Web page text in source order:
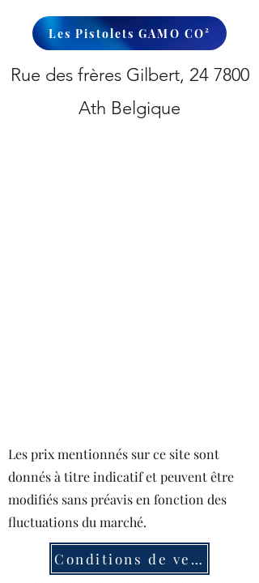
Les Pistolets GAMO CO²
Rue des frères Gilbert, 247800
Ath Belgique
Les prix mentionnés sur ce site sont
donnés à titre indicatif et peuvent être
modifiés sans préavis en fonction des
fluctuations du marché.
Conditions de ventes